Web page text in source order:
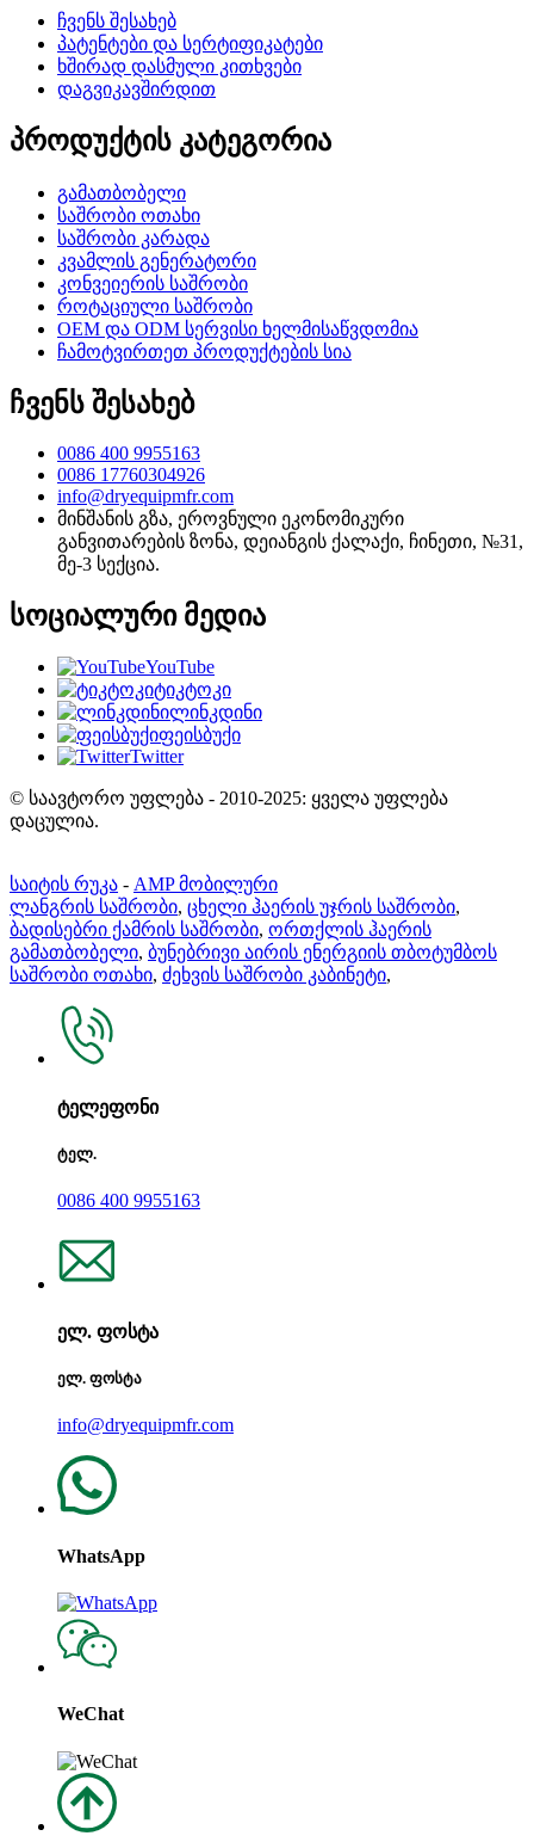
ჩვენს შესახებ
პატენტები და სერტიფიკატები
ხშირად დასმული კითხვები
დაგვიკავშირდით
პროდუქტის კატეგორია
გამათბობელი
საშრობი ოთახი
საშრობი კარადა
კვამლის გენერატორი
კონვეიერის საშრობი
როტაციული საშრობი
OEM და ODM სერვისი ხელმისაწვდომია
ჩამოტვირთეთ პროდუქტების სია
ჩვენს შესახებ
0086 400 9955163
0086 17760304926
info@dryequipmfr.com
მინშანის გზა, ეროვნული ეკონომიკური
განვითარების ზონა, დეიანგის ქალაქი, ჩინეთი, №31,
მე-3 სექცია.
სოციალური მედია
YouTube
ტიკტოკი
ლინკდინი
ფეისბუქი
Twitter
© საავტორო უფლება - 2010-2025: ყველა უფლება
დაცულია.
საიტის რუკა - AMP მობილური
ლანგრის საშრობი, ცხელი ჰაერის უჯრის საშრობი,
ბადისებრი ქამრის საშრობი, ორთქლის ჰაერის
გამათბობელი, ბუნებრივი აირის ენერგიის თბოტუმბოს
საშრობი ოთახი, ძეხვის საშრობი კაბინეტი,
ტელეფონი
ტელ.
0086 400 9955163
ელ. ფოსტა
ელ. ფოსტა
info@dryequipmfr.com
WhatsApp
WeChat